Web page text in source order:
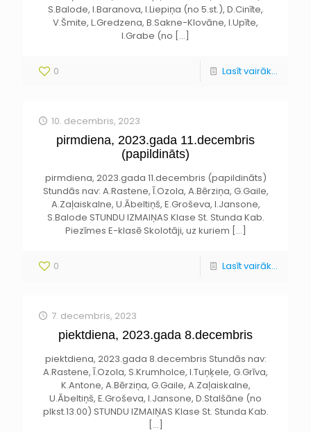
S.Balode, I.Baranova, I.Liepiņa (no 5.st.), D.Cinīte,
V.Šmite, L.Gredzena, B.Sakne-Klovāne, I.Upīte,
I.Grabe (no […]
0 Lasīt vairāk...
10. decembris, 2023
pirmdiena, 2023.gada 11.decembris
(papildināts)
pirmdiena, 2023.gada 11.decembris (papildināts)
Stundās nav: A.Rastene, Ī.Ozola, A.Bērziņa, G.Gaile,
A.Zaļaiskalne, U.Ābeltiņš, E.Groševa, I.Jansone,
S.Balode STUNDU IZMAIŅAS Klase St. Stunda Kab.
Piezīmes E-klasē Skolotāji, uz kuriem […]
0 Lasīt vairāk...
7. decembris, 2023
piektdiena, 2023.gada 8.decembris
piektdiena, 2023.gada 8.decembris Stundās nav:
A.Rastene, Ī.Ozola, S.Krumholce, I.Tuņķele, G.Grīva,
K.Antone, A.Bērziņa, G.Gaile, A.Zaļaiskalne,
U.Ābeltiņš, E.Groševa, I.Jansone, D.Stalšāne (no
plkst.13.00) STUNDU IZMAIŅAS Klase St. Stunda Kab.
[…]